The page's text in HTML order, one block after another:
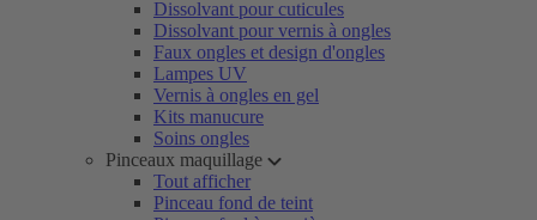
Dissolvant pour cuticules
Dissolvant pour vernis à ongles
Faux ongles et design d'ongles
Lampes UV
Vernis à ongles en gel
Kits manucure
Soins ongles
Pinceaux maquillage
Tout afficher
Pinceau fond de teint